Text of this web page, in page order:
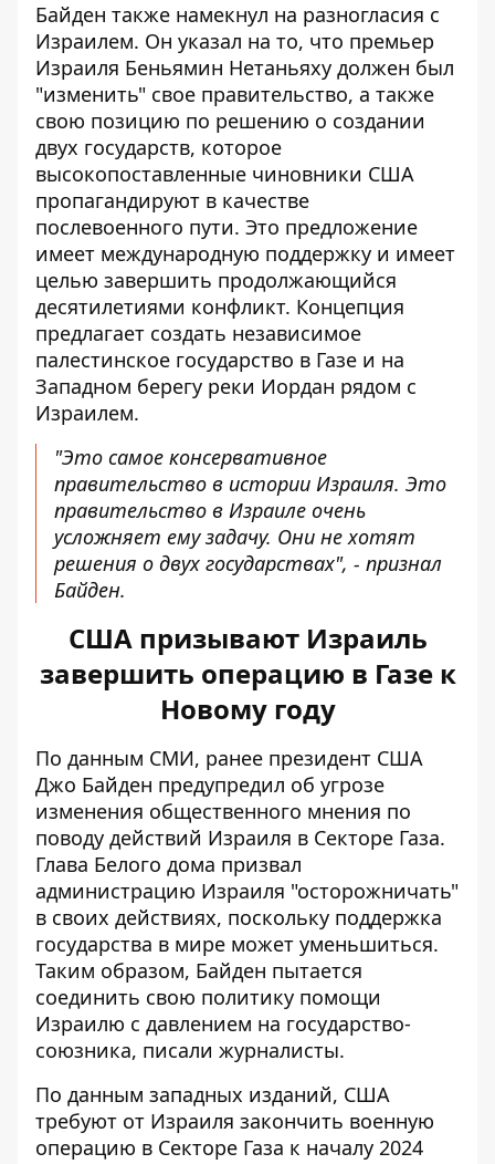
Байден также намекнул на разногласия с
Израилем. Он указал на то, что премьер
Израиля Беньямин Нетаньяху должен был
"изменить" свое правительство, а также
свою позицию по решению о создании
двух государств, которое
высокопоставленные чиновники США
пропагандируют в качестве
послевоенного пути. Это предложение
имеет международную поддержку и имеет
целью завершить продолжающийся
десятилетиями конфликт. Концепция
предлагает создать независимое
палестинское государство в Газе и на
Западном берегу реки Иордан рядом с
Израилем.
"Это самое консервативное
правительство в истории Израиля. Это
правительство в Израиле очень
усложняет ему задачу. Они не хотят
решения о двух государствах", - признал
Байден.
США призывают Израиль
завершить операцию в Газе к
Новому году
По данным СМИ, ранее президент США
Джо Байден предупредил об угрозе
изменения общественного мнения по
поводу действий Израиля в Секторе Газа.
Глава Белого дома призвал
администрацию Израиля "осторожничать"
в своих действиях, поскольку поддержка
государства в мире может уменьшиться.
Таким образом, Байден пытается
соединить свою политику помощи
Израилю с давлением на государство-
союзника, писали журналисты.
По данным западных изданий, США
требуют от Израиля закончить военную
операцию в Секторе Газа к началу 2024